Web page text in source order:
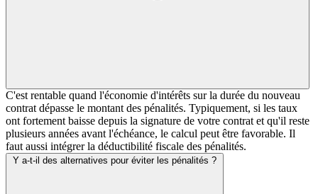
C'est rentable quand l'économie d'intérêts sur la durée du nouveau
contrat dépasse le montant des pénalités. Typiquement, si les taux
ont fortement baisse depuis la signature de votre contrat et qu'il reste
plusieurs années avant l'échéance, le calcul peut être favorable. Il
faut aussi intégrer la déductibilité fiscale des pénalités.
Y a-t-il des alternatives pour éviter les pénalités ?